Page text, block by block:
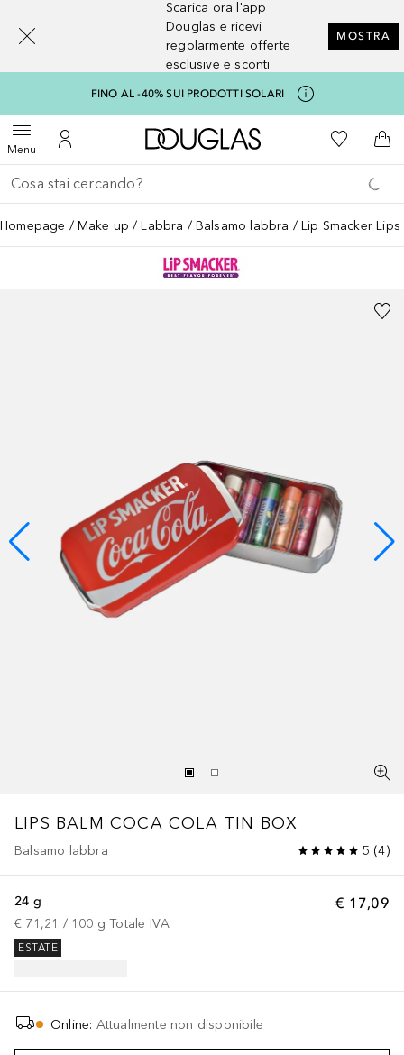
Scarica ora l'app
Douglas e ricevi
regolarmente offerte
esclusive e sconti
MOSTRA
FINO AL -40% SUI PRODOTTI SOLARI
MenuApri menuAl Mio Account
A Douglas HomeAlla Mia
Al
Torna indietro
Esegui ricerca
Homepage Make up Labbra Balsamo labbra Lip Smacker
LIPS BALM COCA COLA TIN BOX
Balsamo labbra 5 (4)
€ 17,09
24 g
€ 71,21 / 100 g Totale IVA
ESTATE
Online: Attualmente non disponibile
[navigation.slideout.screenreader]